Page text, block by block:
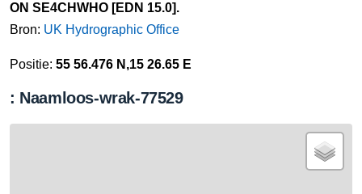
ON SE4CHWHO [EDN 15.0].
Bron: UK Hydrographic Office
Positie: 55 56.476 N,15 26.65 E
: Naamloos-wrak-77529